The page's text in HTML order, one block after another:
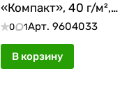
«Компакт», 40 г/м²,
двухслойная
0 1Арт. 9604033
В корзину